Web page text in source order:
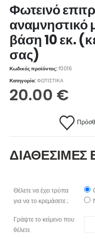
Φωτεινό
αναμνηστικό
βάση 10 εκ.
σας)
Κωδικός προϊόντος:f0016
Κατηγορία:ΦΩΤΙΣΤΙΚΑ
20.00 €
ΔΙΑΘΕΣΙΜΕΣ
Θέλετε να έχει τρύπα
για να το κρεμάσετε ;
Γράψτε το κείμενο που
θέλετε